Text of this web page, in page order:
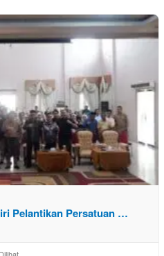
Pelantikan Persatuan …